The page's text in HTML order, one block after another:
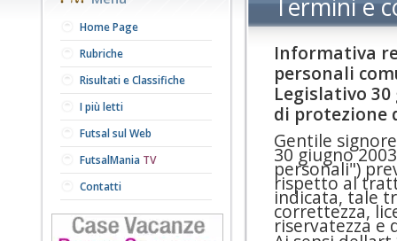
Home Page
Rubriche
Risultati e Classifiche
I più letti
Futsal sul Web
FutsalMania TV
Contatti
Termini e
Informativa
personali
Legislativo 30
di protezione
Gentile
30 giugno
personali")
rispetto al
indicata, tale
correttezza,
riservatezza e